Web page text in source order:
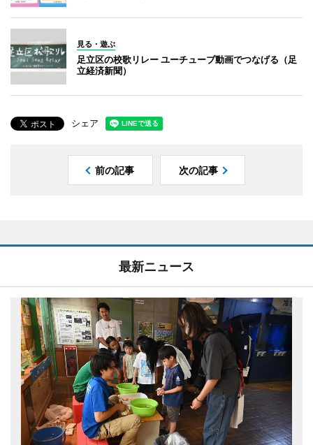
見る・遊ぶ
足立区の校歌リレー ユーチューブ動画でつなげる（足
立経済新聞）
シェア
前の記事 次の記事
最新ニュース